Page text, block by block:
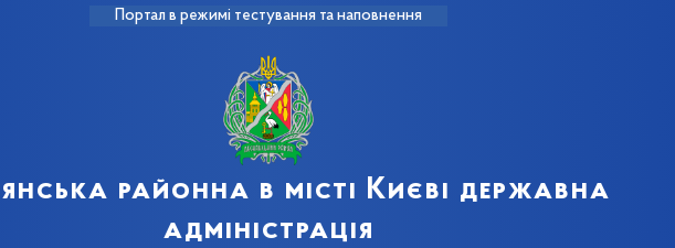
Портал в режимі тестування та наповнення
районна в місті Києві державна
адміністрація